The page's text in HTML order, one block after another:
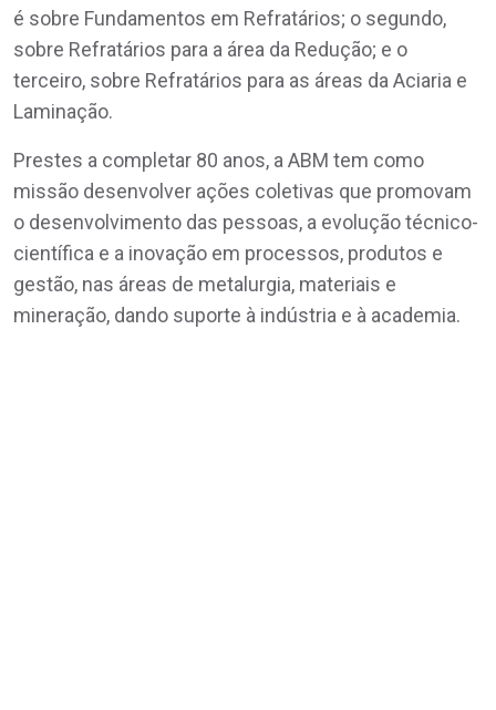
é sobre Fundamentos em Refratários; o segundo,
sobre Refratários para a área da Redução; e o
terceiro, sobre Refratários para as áreas da Aciaria e
Laminação.
Prestes a completar 80 anos, a ABM tem como
missão desenvolver ações coletivas que promovam
o desenvolvimento das pessoas, a evolução técnico-
científica e a inovação em processos, produtos e
gestão, nas áreas de metalurgia, materiais e
mineração, dando suporte à indústria e à academia.